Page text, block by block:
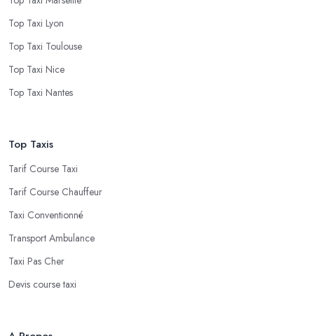
Top Taxi Lyon
Top Taxi Toulouse
Top Taxi Nice
Top Taxi Nantes
Top Taxis
Tarif Course Taxi
Tarif Course Chauffeur
Taxi Conventionné
Transport Ambulance
Taxi Pas Cher
Devis course taxi